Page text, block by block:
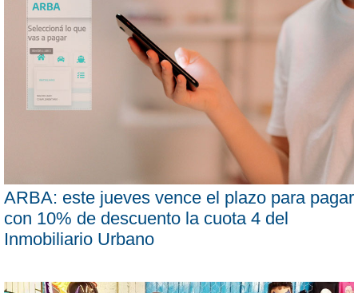
ARBA: este jueves vence el plazo para pagar
con 10% de descuento la cuota 4 del
Inmobiliario Urbano